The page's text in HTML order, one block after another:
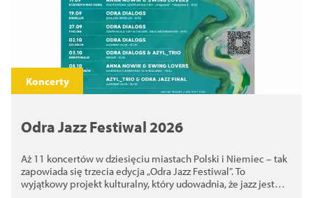
Koncerty
Odra Jazz Festiwal 2026
Aż 11 koncertów w dziesięciu miastach Polski i Niemiec – tak
zapowiada się trzecia edycja „Odra Jazz Festiwal”. To
wyjątkowy projekt kulturalny, który udowadnia, że jazz jest